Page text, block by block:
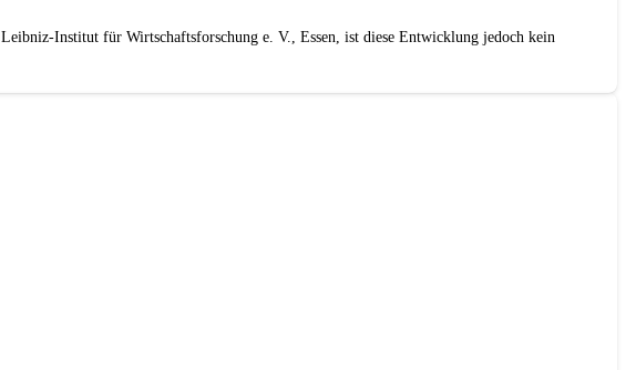
Institut für Wirtschaftsforschung e. V., Essen, ist diese Entwicklung jedoch kein